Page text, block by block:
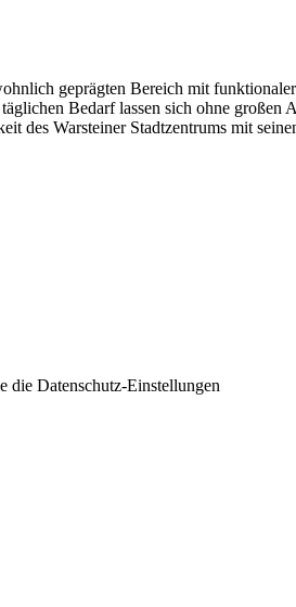
geprägten Bereich mit
Bedarf lassen sich ohne
des Warsteiner Stadtzentrums mit
die Datenschutz-Einstellungen